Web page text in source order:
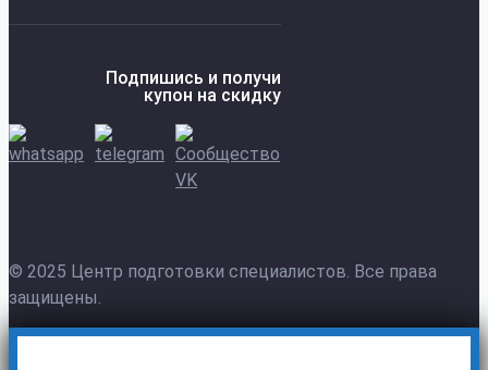
Подпишись и получи
купон на скидку
© 2025 Центр подготовки специалистов. Все права
защищены.